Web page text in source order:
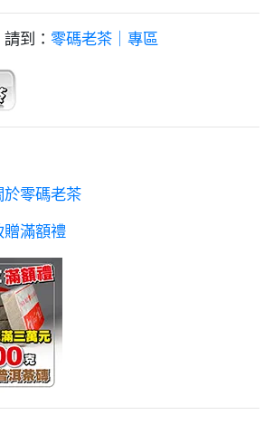
到： 零碼老茶｜專區
於零碼老茶
贈滿額禮